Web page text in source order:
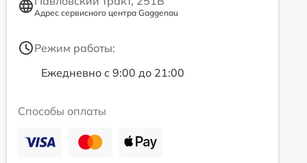
Адрес сервисного центра Gaggenau
Режим работы:
Ежедневно с 9:00 до 21:00
Способы оплаты